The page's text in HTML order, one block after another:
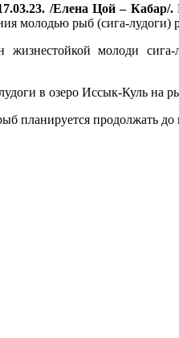
/Елена Цой – Кабар/.
молодью рыб (сига-
молоди
в озеро Иссык-Куль на
продолжать до